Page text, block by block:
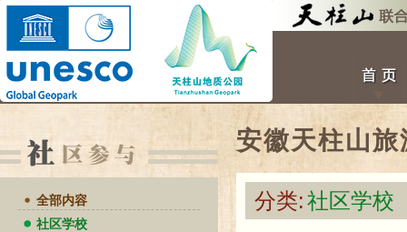
全部内容
社区学校
安徽天柱山旅
分类:社区学校